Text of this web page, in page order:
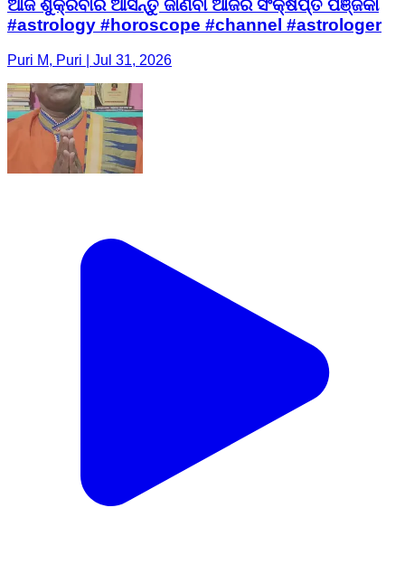
ଆଜି ଶୁକ୍ରବାର ଆସନ୍ତୁ ଜାଣିବା ଆଜିର ସଂକ୍ଷିପ୍ତ ପଞ୍ଜିକା
#astrology #horoscope #channel #astrologer
Puri M, Puri | Jul 31, 2026